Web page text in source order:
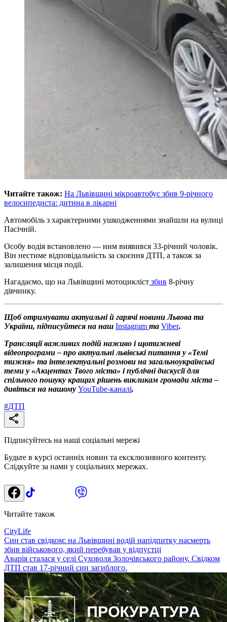
Читайте також: На Львівщині мікроавтобус збив 9-річного
велосипедиста: дитина в лікарні
Автомобіль з характерними ушкодженнями знайшли на вулиці
Пасічній.
Особу водія встановлено — ним виявився 33-річний чоловік.
Він нестиме відповідальність за скоєння ДТП, а також за
залишення місця події.
Нагадаємо, що на Львівщині мотоцикліст збив 8-річну
дівчинку.
Щоб отримувати актуальні й гарячі новини Львова та
України, підписуйтеся на наш Instagram та Viber.
Трансляції важливих подій наживо і щотижневі
відеопрограми – про актуальні львівські питання у «Темі
тижня» та інтелектуальні розмови на загальноукраїнські
теми у «Акцентах Твого міста» і публічні дискусії для
спільного пошуку кращих рішень викликам громади міста –
дивіться на нашому YouTube-каналі.
#ДТП
Підписуйтесь на наші соціальні мережі
Будьте в курсі останніх новин та ексклюзивного контенту.
Слідкуйте за нами у соціальних мережах.
Читайте також
CityLife
Син став свідком: на Львівщині водій напідпитку насмерть
збив військового, який перебував у відпустці
Аварія сталася у селі Суховоля Золочівського району. Свідком
ДТП став 17-річний син загиблого.